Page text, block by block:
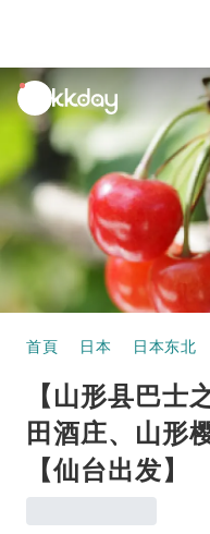
unread
notifications
首頁 日本 日本东北
【山形县巴士
田酒庄、山形
【仙台出发】